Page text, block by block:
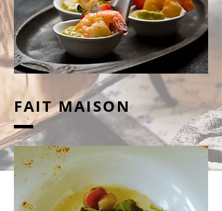
FAIT MAISON